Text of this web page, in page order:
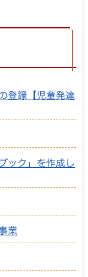
登録【児童発達
ック」を作成し
業